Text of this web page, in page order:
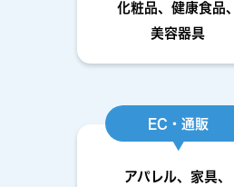
化粧品、健康食品、
美容器具
EC・通販
アパレル、家具、